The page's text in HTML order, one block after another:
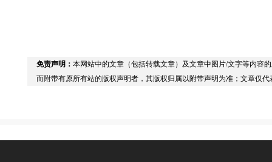
免责声明： 本网站中的文章（包括转载文章）及文章中图片/文字等内容
而附带有原所有站的版权声明者，其版权归属以附带声明为准；文章仅